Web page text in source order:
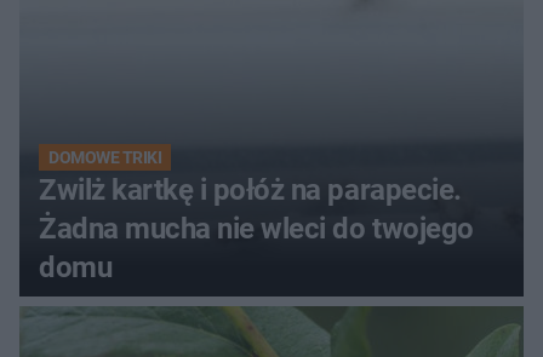
DOMOWE TRIKI
Zwilż kartkę i połóż na parapecie.
Żadna mucha nie wleci do twojego
domu